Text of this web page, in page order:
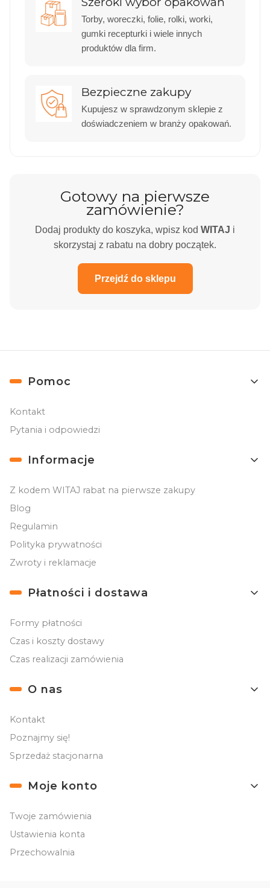
Torby, woreczki, folie, rolki, worki,
gumki recepturki i wiele innych
produktów dla firm.
Bezpieczne zakupy
Kupujesz w sprawdzonym sklepie z
doświadczeniem w branży opakowań.
Gotowy na pierwsze
zamówienie?
Dodaj produkty do koszyka, wpisz kod WITAJ i
skorzystaj z rabatu na dobry początek.
Przejdź do sklepu
Linki w stopce
Pomoc
Kontakt
Pytania i odpowiedzi
Informacje
Z kodem WITAJ rabat na pierwsze zakupy
Blog
Regulamin
Polityka prywatności
Zwroty i reklamacje
Płatności i dostawa
Formy płatności
Czas i koszty dostawy
Czas realizacji zamówienia
O nas
Kontakt
Poznajmy się!
Sprzedaż stacjonarna
Moje konto
Twoje zamówienia
Ustawienia konta
Przechowalnia